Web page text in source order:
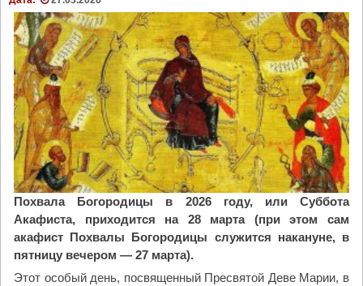
т
а
Ц
е
р
к
о
в
ь
ч
т
и
т
п
а
м
Похвала Богородицы в 2026 году, или Суббота
Акафиста, приходится на 28 марта (при этом сам
акафист Похвалы Богородицы служится накануне, в
пятницу вечером — 27 марта).
Этот особый день, посвященный Пресвятой Деве Марии, в